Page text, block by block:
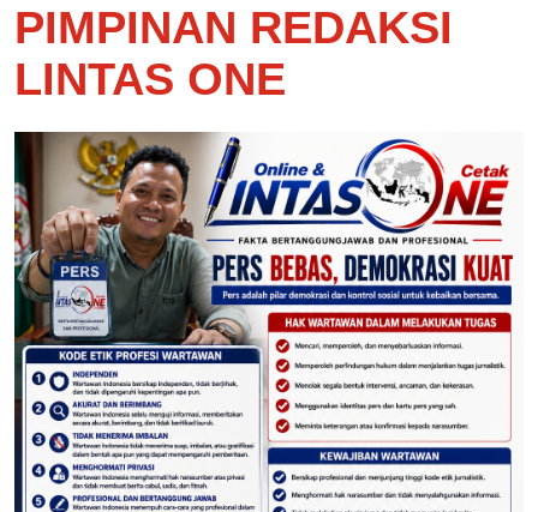
PIMPINAN REDAKSI
LINTAS ONE